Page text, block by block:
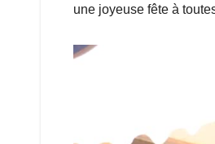
une joyeuse fête à